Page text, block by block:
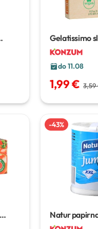
Gelatissimo
3x90ml
do 11.08
1,99 € 3,59
-43%
Natur